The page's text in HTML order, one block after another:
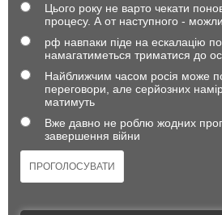
Цього року не варто чекати
процесу. А от наступного -
рф навпаки піде на ескалацію
намагатиметься триматися до
Найближчим часом росія може
переговори, але серйозних
матимуть
Вже давно не роблю жодних
завершення війни